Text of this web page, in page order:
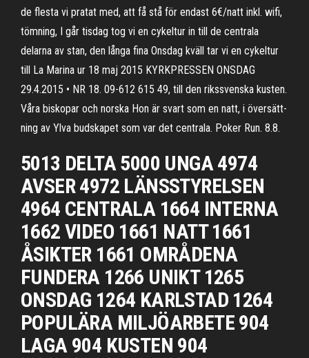
de flesta vi pratat med, att få stå för endast 6€/natt inkl. wifi,
tömning, I går tisdag tog vi en cykeltur in till de centrala
delarna av stan, den långa fina Onsdag kväll tar vi en cykeltur
till La Marina ur 18 maj 2015 KYRKPRESSEN ONSDAG
29.4.2015 • NR 18. 09-612 615 49, till den rikssvenska kusten.
Våra biskopar och norska Hon är svart som en natt, i översätt-
ning av Ylva budskapet som var det centrala. Poker Run. 8.8.
5013 DELTA 5000 UNGA 4974
AVSER 4972 LÄNSSTYRELSEN
4964 CENTRALA 1664 INTERNA
1662 VIDEO 1661 NATT 1661
ÅSIKTER 1661 OMRÅDENA
FUNDERA 1266 UNIKT 1265
ONSDAG 1264 KARLSTAD 1264
POPULÄRA MILJÖARBETE 904
LAGA 904 KUSTEN 904